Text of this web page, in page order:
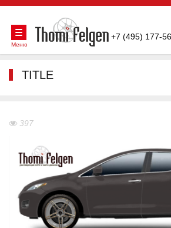
+7 (495) 177-
Меню
TITLE
397